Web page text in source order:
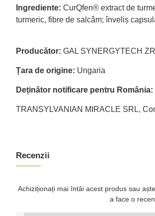
Ingrediente: CurQfen® extract de
turmeric, fibre de salcâm; înveliș
Producător: GAL SYNERGYTECH
Țara de origine: Ungaria
Deținător notificare pentru România:
TRANSYLVANIAN MIRACLE SRL,
Recenzii
Achiziționați mai întâi acest produs sau
a face o